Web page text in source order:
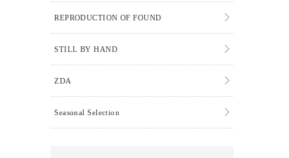
REPRODUCTION OF FOUND
STILL BY HAND
ZDA
Seasonal Selection